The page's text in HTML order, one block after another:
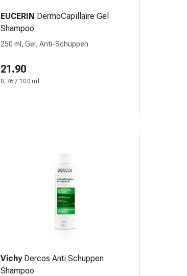
EUCERIN DermoCapillaire Gel
Shampoo
250 ml, Gel, Anti-Schuppen
21.90
8.76 / 100 ml
Vichy Dercos Anti Schuppen
Shampoo